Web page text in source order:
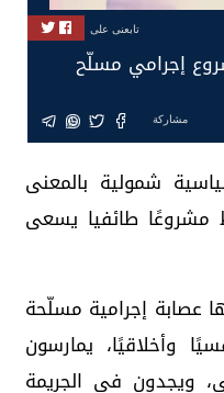
تابعنى على
إجرامي مسلّح
مشاركة
شمولية بالمعنى
مشروعًا طائفيا يسعى
إجرامية مسلّحة
وأخلاقيًا، يمارسون
ويجدون في الجريمة